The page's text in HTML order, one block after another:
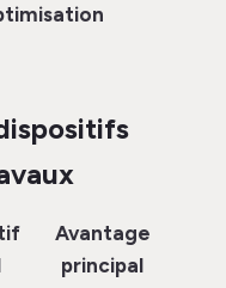
Avantage
principal